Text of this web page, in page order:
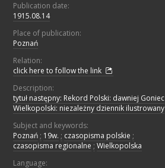
Publication date:
1915.08.14
Place of publication:
Poznań
Relation:
click here to follow the link
Description:
tytuł następny: Rekord Polski: dawniej Goniec
Wielkopolski: niezależny dziennik ilustrowany
Subject and keywords:
Poznań ; 19w. ; czasopisma polskie ;
czasopisma regionalne ; Wielkopolska
Language: